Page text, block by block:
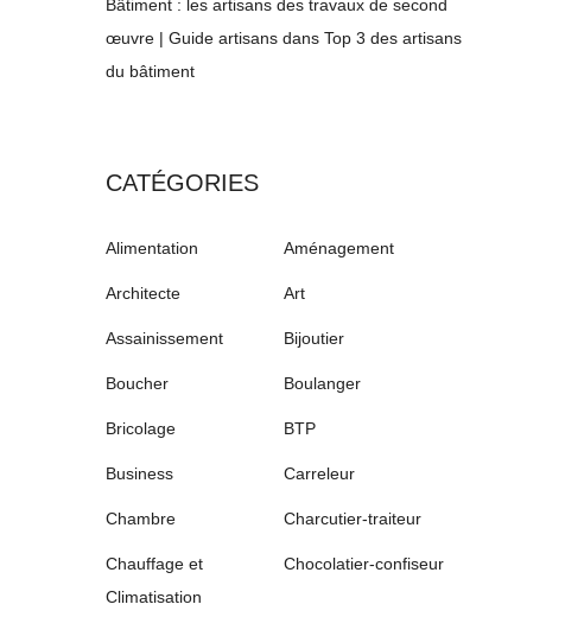
Bâtiment : les artisans des travaux de second
œuvre | Guide artisans dans Top 3 des artisans
du bâtiment
CATÉGORIES
Alimentation Aménagement
Architecte Art
Assainissement Bijoutier
Boucher Boulanger
Bricolage BTP
Business Carreleur
Chambre Charcutier-traiteur
Chauffage et
Climatisation
Chocolatier-confiseur